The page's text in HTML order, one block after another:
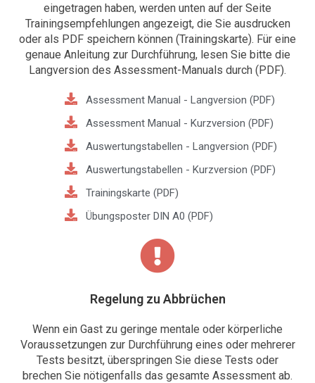
eingetragen haben, werden unten auf der Seite
Trainingsempfehlungen angezeigt, die Sie ausdrucken
oder als PDF speichern können (Trainingskarte). Für eine
genaue Anleitung zur Durchführung, lesen Sie bitte die
Langversion des Assessment-Manuals durch (PDF).
Assessment Manual - Langversion (PDF)
Assessment Manual - Kurzversion (PDF)
Auswertungstabellen - Langversion (PDF)
Auswertungstabellen - Kurzversion (PDF)
Trainingskarte (PDF)
Übungsposter DIN A0 (PDF)
Regelung zu Abbrüchen
Wenn ein Gast zu geringe mentale oder körperliche
Voraussetzungen zur Durchführung eines oder mehrerer
Tests besitzt, überspringen Sie diese Tests oder
brechen Sie nötigenfalls das gesamte Assessment ab.